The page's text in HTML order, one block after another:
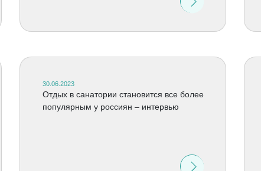
30.06.2023
Отдых в санатории становится все более
популярным у россиян – интервью